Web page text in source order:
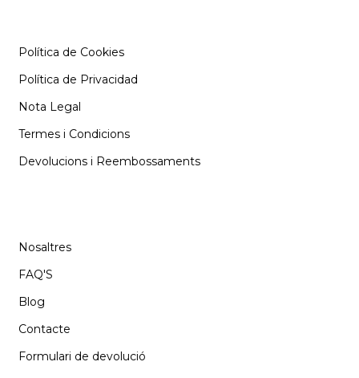
Política de Cookies
Política de Privacidad
Nota Legal
Termes i Condicions
Devolucions i Reembossaments
Nosaltres
FAQ'S
Blog
Contacte
Formulari de devolució